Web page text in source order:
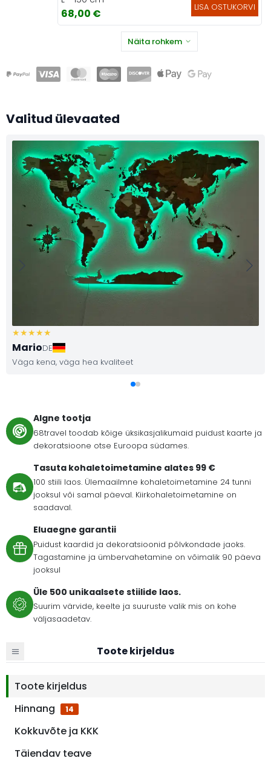
68,00 € LISA OSTUKORVI
Näita rohkem
Valitud ülevaated
MarioDE
Väga kena, väga hea kvaliteet
Algne tootja
68travel toodab kõige üksikasjalikumaid puidust kaarte ja
dekoratsioone otse Euroopa südames.
Tasuta kohaletoimetamine alates 99 €
100 stiili laos. Ülemaailmne kohaletoimetamine 24 tunni
jooksul või samal päeval. Kiirkohaletoimetamine on
saadaval.
Eluaegne garantii
Puidust kaardid ja dekoratsioonid põlvkondade jaoks.
Tagastamine ja ümbervahetamine on võimalik 90 päeva
jooksul
Üle 500 unikaalsete stiilide laos.
Suurim värvide, keelte ja suuruste valik mis on kohe
väljasaadetav.
Toote kirjeldus
Toote kirjeldus
Hinnang
14
Kokkuvõte ja KKK
Täiendav teave